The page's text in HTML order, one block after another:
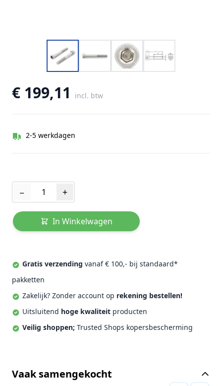
€ 199,11 incl. btw
2-5 werkdagen
− +
In Winkelwagen
Gratis verzending vanaf € 100,- bij standaard*
pakketten
Zakelijk? Zonder account op rekening bestellen!
Uitsluitend hoge kwaliteit producten
Veilig shoppen; Trusted Shops kopersbescherming
Vaak samengekocht